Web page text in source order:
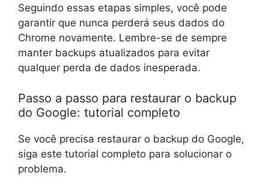
Seguindo essas etapas simples, você pode
garantir que nunca perderá seus dados do
Chrome novamente. Lembre-se de sempre
manter backups atualizados para evitar
qualquer perda de dados inesperada.
Passo a passo para restaurar o backup
do Google: tutorial completo
Se você precisa restaurar o backup do Google,
siga este tutorial completo para solucionar o
problema.